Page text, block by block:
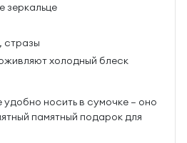
зеркальце
стразы
холодный блеск
удобно носить в сумочке — оно
памятный подарок для